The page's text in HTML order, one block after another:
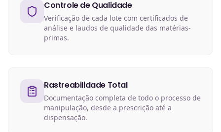
Controle de Qualidade
Verificação de cada lote com certificados de
análise e laudos de qualidade das matérias-
primas.
Rastreabilidade Total
Documentação completa de todo o processo de
manipulação, desde a prescrição até a
dispensação.